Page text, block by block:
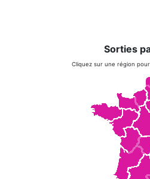
Sorties
Cliquez sur une région